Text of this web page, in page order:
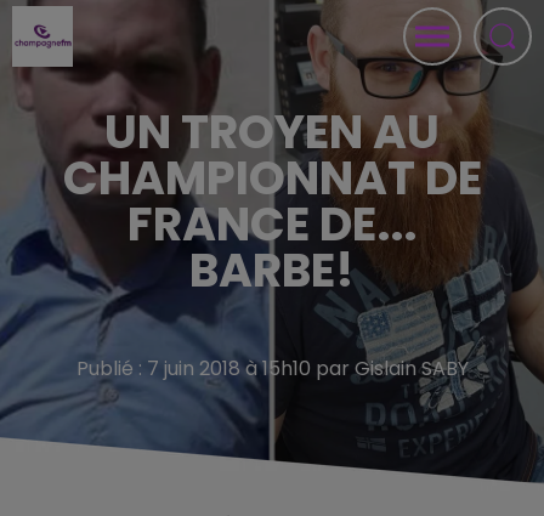
UN TROYEN AU
CHAMPIONNAT DE
FRANCE DE...
BARBE!
Publié : 7 juin 2018 à 15h10 par Gislain SABY